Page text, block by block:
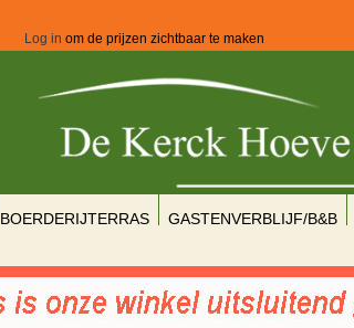
Log in om de prijzen zichtbaar te maken
BOERDERIJTERRAS GASTENVERBLIJF/B&B